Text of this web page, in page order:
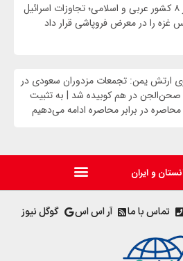
هشدار ۸ کشور عربی و اسلامی؛ تجاوزات اسرائیل
را در معرض فروپاشی قرار داد
ارتش یمن: تجمعات مزدوران سعودی در
صحن‌الجن در هم کوبیده شد | به تثبیت
محاصره در برابر محاصره ادامه می‌دهیم
و ایران
تماس با ما آر اس اس گوگل نیوز